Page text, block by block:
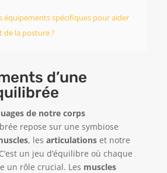
équipements spécifiques pour aider
de la posture ?
d’une
de notre corps
repose sur une symbiose
, les articulationset notre
un jeu d’équilibre où chaque
un rôle crucial. Les muscles